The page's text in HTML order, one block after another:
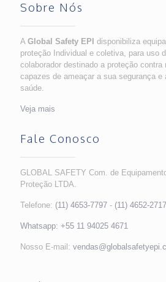
Sobre Nós
A Global Safety EPI disponibiliza
proteção Individual e coletiva, para uso
colaborador destinado a proteção contra
capazes de ameaçar a sua segurança e
saúde.
Veja mais
Fale Conosco
GLOBAL SAFETY Com. de
Proteção LTDA.
Telefone: (11) 4653-7797 - (11) 4652-2717
Whatsapp: +55 11 94025 4671
Nosso E-mail: